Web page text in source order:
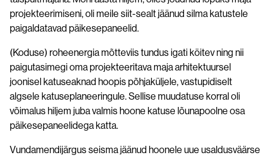
projekteerimiseni, oli meile siit-sealt jäänud silma katustele
paigaldatavad päikesepaneelid.
(Koduse) roheenergia mõtteviis tundus igati köitev ning nii
paigutasimegi oma projekteeritava maja arhitektuursel
joonisel katuseaknad hoopis põhjaküljele, vastupidiselt
algsele katuseplaneeringule. Sellise muudatuse korral oli
võimalus hiljem juba valmis hoone katuse lõunapoolne osa
päikesepaneelidega katta.
Vundamendijärgus seisma jäänud hoonele uue usaldusväärse